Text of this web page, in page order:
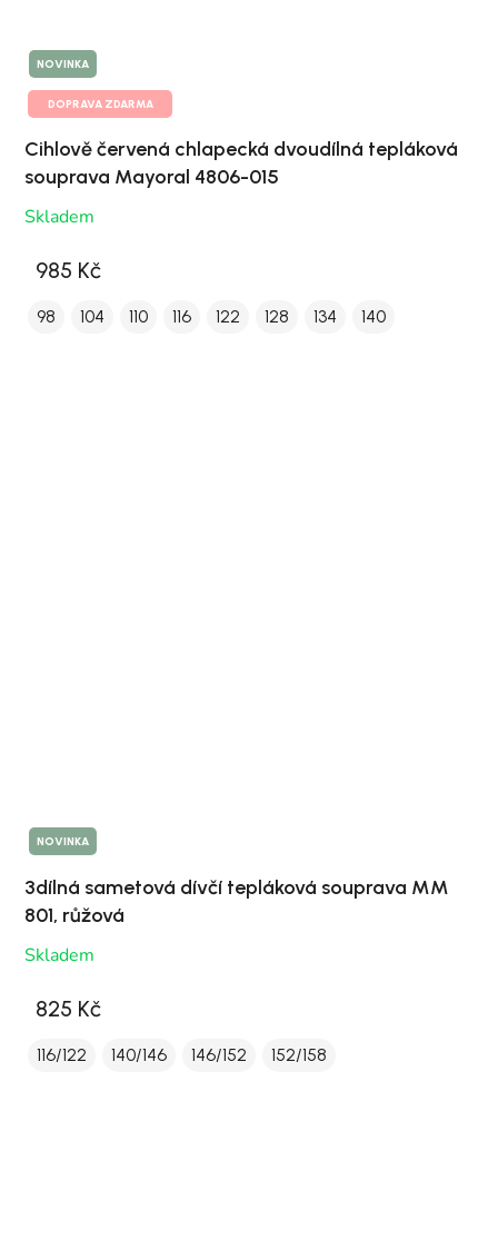
NOVINKA
DOPRAVA ZDARMA
Cihlově červená chlapecká dvoudílná tepláková
souprava Mayoral 4806-015
Skladem
985 Kč
98 104 110 116 122 128 134 140
NOVINKA
3dílná sametová dívčí tepláková souprava MM
801, růžová
Skladem
825 Kč
116/122 140/146 146/152 152/158